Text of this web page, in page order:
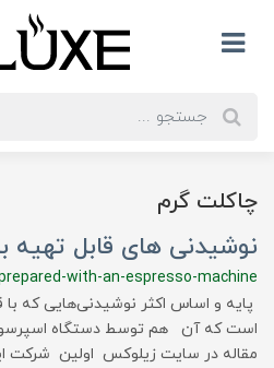
چاکلت گرم
نوشیدنی های قابل تهیه
with-an-espresso-machine
پایه و اساس اکثر نوشیدنی‌هایی که
است که آن هم توسط دستگاه
مقاله در سایت زیلوکس اولین شرکت